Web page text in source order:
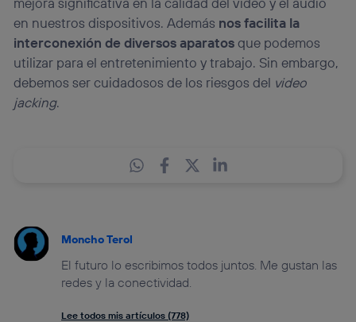
en nuestros dispositivos. Además nos facilita la
interconexión de diversos aparatosque podemos
utilizar para el entretenimiento y trabajo. Sin embargo,
debemos ser cuidadosos de los riesgos del video
jacking.
Moncho Terol
El futuro lo escribimos todos juntos. Me gustan las
redes y la conectividad.
Lee todos mis artículos (778)